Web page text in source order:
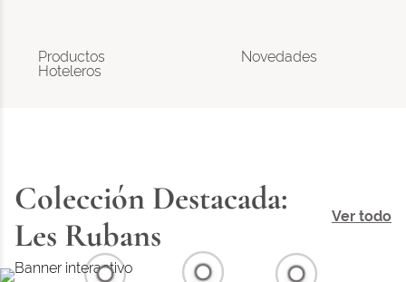
Productos
Hoteleros
Novedades
Colección Destacada:
Les Rubans
Ver todo